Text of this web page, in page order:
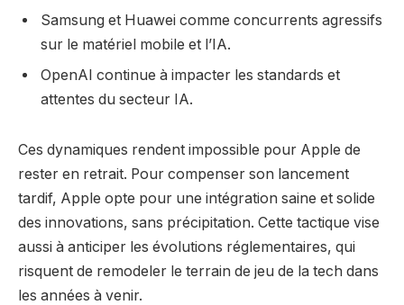
Samsung et Huawei comme concurrents agressifs
sur le matériel mobile et l’IA.
OpenAI continue à impacter les standards et
attentes du secteur IA.
Ces dynamiques rendent impossible pour Apple de
rester en retrait. Pour compenser son lancement
tardif, Apple opte pour une intégration saine et solide
des innovations, sans précipitation. Cette tactique vise
aussi à anticiper les évolutions réglementaires, qui
risquent de remodeler le terrain de jeu de la tech dans
les années à venir.